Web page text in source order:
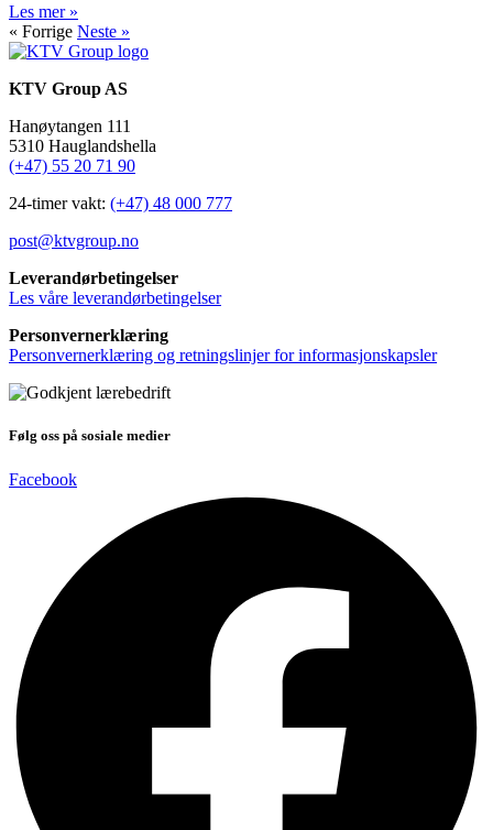
Les mer »
« Forrige Neste »
KTV Group AS
Hanøytangen 111
5310 Hauglandshella
(+47) 55 20 71 90
24-timer vakt: (+47) 48 000 777
post@ktvgroup.no
Leverandørbetingelser
Les våre leverandørbetingelser
Personvernerklæring
Personvernerklæring og retningslinjer for informasjonskapsler
Følg oss på sosiale medier
Facebook